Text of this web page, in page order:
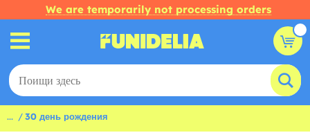
We are temporarily not processing orders
... 30 день рождения